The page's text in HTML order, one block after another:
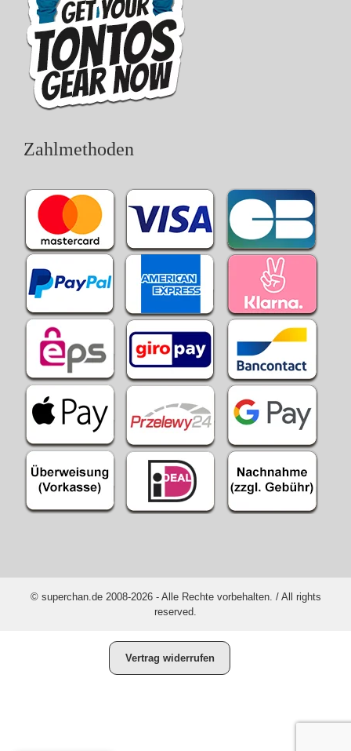
Zahlmethoden
© superchan.de 2008-2026 - Alle Rechte vorbehalten. / All rights
reserved.
Vertrag widerrufen